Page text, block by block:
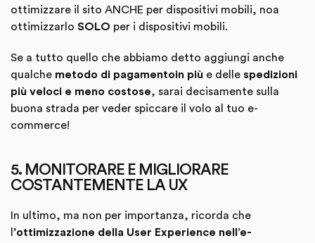
ottimizzare il sito ANCHE per dispositivi mobili, noa
ottimizzarlo SOLO per i dispositivi mobili.
Se a tutto quello che abbiamo detto aggiungi anche
qualche metodo di pagamentoin più e delle spedizioni
più veloci e meno costose, sarai decisamente sulla
buona strada per veder spiccare il volo al tuo e-
commerce!
5. MONITORARE E MIGLIORARE
COSTANTEMENTE LA UX
In ultimo, ma non per importanza, ricorda che
l’ottimizzazione della User Experience nell’e-